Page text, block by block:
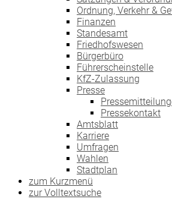
Ordnung, Verkehr &
Finanzen
Standesamt
Friedhofswesen
Bürgerbüro
Führerscheinstelle
KfZ-Zulassung
Presse
Pressekontakt
Amtsblatt
Karriere
Umfragen
Wahlen
Stadtplan
zum Kurzmenü
zur Volltextsuche